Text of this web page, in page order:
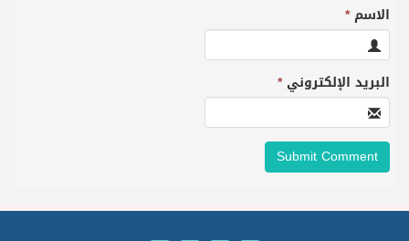
الاسم*
البريد الإلكتروني*